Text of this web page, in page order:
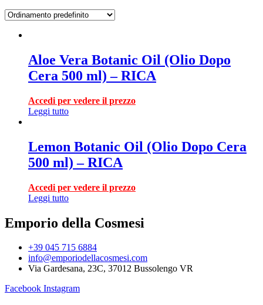
Aloe Vera Botanic Oil (Olio Dopo
Cera 500 ml) – RICA
Accedi per vedere il prezzo
Leggi tutto
Lemon Botanic Oil (Olio Dopo Cera
500 ml) – RICA
Accedi per vedere il prezzo
Leggi tutto
Emporio della Cosmesi
+39 045 715 6884
info@emporiodellacosmesi.com
Via Gardesana, 23C, 37012 Bussolengo VR
Facebook Instagram